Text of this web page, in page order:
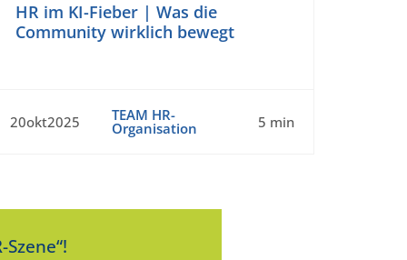
HR im KI-Fieber | Was die
Community wirklich bewegt
20okt2025 TEAM HR-
Organisation 5 min